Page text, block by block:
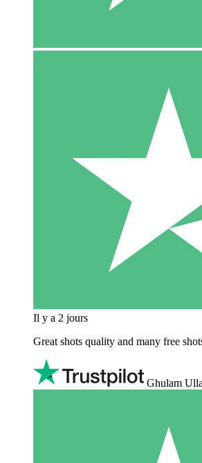
Il y a 2 jours
Great shots quality and many free
Ghulam